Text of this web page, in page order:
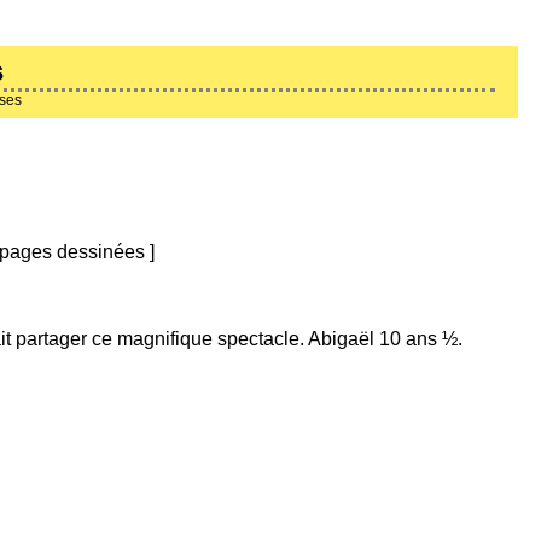
pages dessinées]
partager ce magnifique spectacle. Abigaël 10 ans ½.